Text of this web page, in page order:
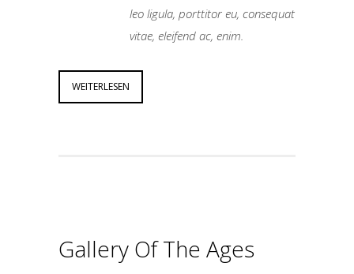
leo ligula, porttitor eu, consequat
vitae, eleifend ac, enim.
WEITERLESEN
Gallery Of The Ages